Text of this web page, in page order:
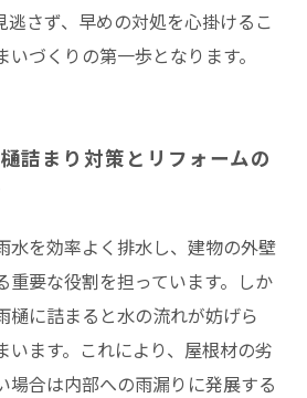
逃さず、早めの対処を心掛けるこ
づくりの第一歩となります。
詰まり対策とリフォームの
水を効率よく排水し、建物の外壁
重要な役割を担っています。しか
樋に詰まると水の流れが妨げら
います。これにより、屋根材の劣
場合は内部への雨漏りに発展する